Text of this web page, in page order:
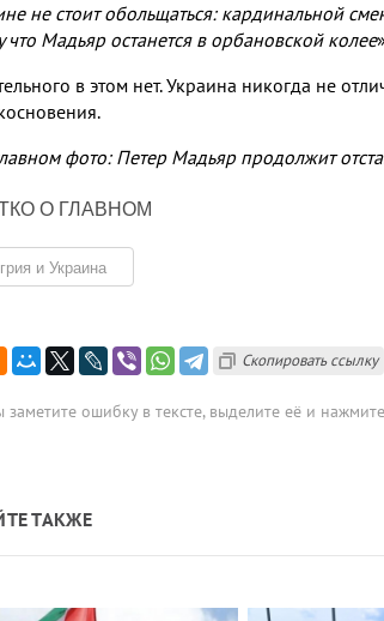
не стоит обольщаться: кардинальной
что Мадьяр останется в орбановской колее»
в этом нет.Украина никогда не
.
фото: Петер Мадьяр продолжит
О ГЛАВНОМ
и Украина
Скопировать ссылку
заметите ошибку в тексте, выделите её и
ТАКЖЕ